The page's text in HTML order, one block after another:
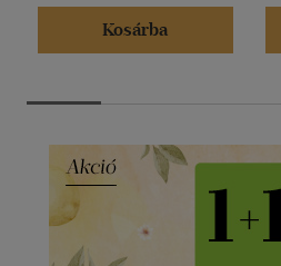
Kosárba